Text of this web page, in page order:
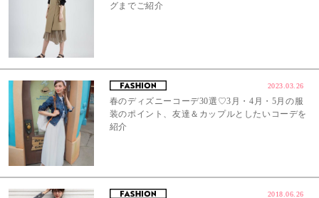
グまでご紹介
2023.03.26
春のディズニーコーデ30選♡3月・4月・5月の服
装のポイント、友達＆カップルとしたいコーデを
紹介
2018.06.26